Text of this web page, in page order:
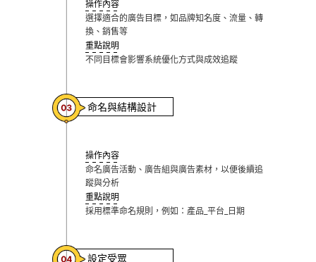
操作內容
選擇適合的廣告目標，如品牌知名度、流量、轉
換、銷售等
重點說明
不同目標會影響系統優化方式與成效追蹤
命名與結構設計
操作內容
命名廣告活動、廣告組與廣告素材，以便後續追
蹤與分析
重點說明
採用標準命名規則，例如：產品_平台_日期
設定受眾